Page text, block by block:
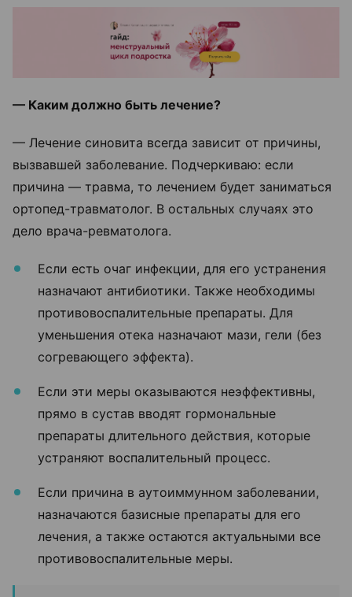
— Каким должно быть лечение?
— Лечение синовита всегда зависит от причины,
вызвавшей заболевание. Подчеркиваю: если
причина — травма, то лечением будет заниматься
ортопед-травматолог. В остальных случаях это
дело врача-ревматолога.
Если есть очаг инфекции, для его устранения
назначают антибиотики. Также необходимы
противовоспалительные препараты. Для
уменьшения отека назначают мази, гели (без
согревающего эффекта).
Если эти меры оказываются неэффективны,
прямо в сустав вводят гормональные
препараты длительного действия, которые
устраняют воспалительный процесс.
Если причина в аутоиммунном заболевании,
назначаются базисные препараты для его
лечения, а также остаются актуальными все
противовоспалительные меры.